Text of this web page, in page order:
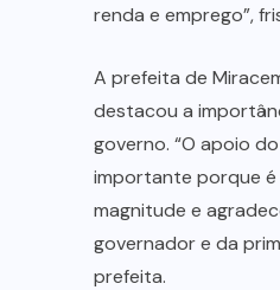
renda e emprego”,
A prefeita de
destacou a
governo. “O apoio
importante porque
magnitude e
governador e da
prefeita.